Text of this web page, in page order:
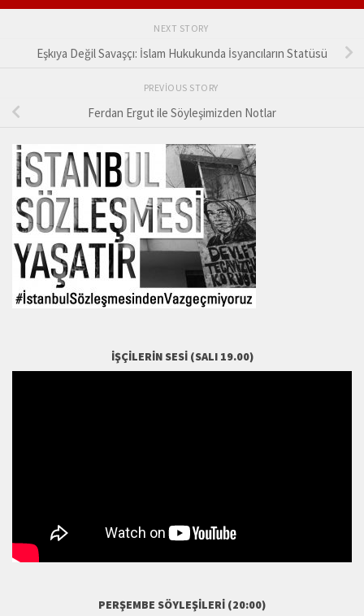
NEXT STORY
Eşkıya Değil Savaşçı: İslam Hukukunda İsyancıların Statüsü
PREVIOUS STORY
Ferdan Ergut ile Söyleşimizden Notlar
İŞÇILERIN SESI (SALI 19.00)
PERŞEMBE SÖYLEŞILERI (20:00)